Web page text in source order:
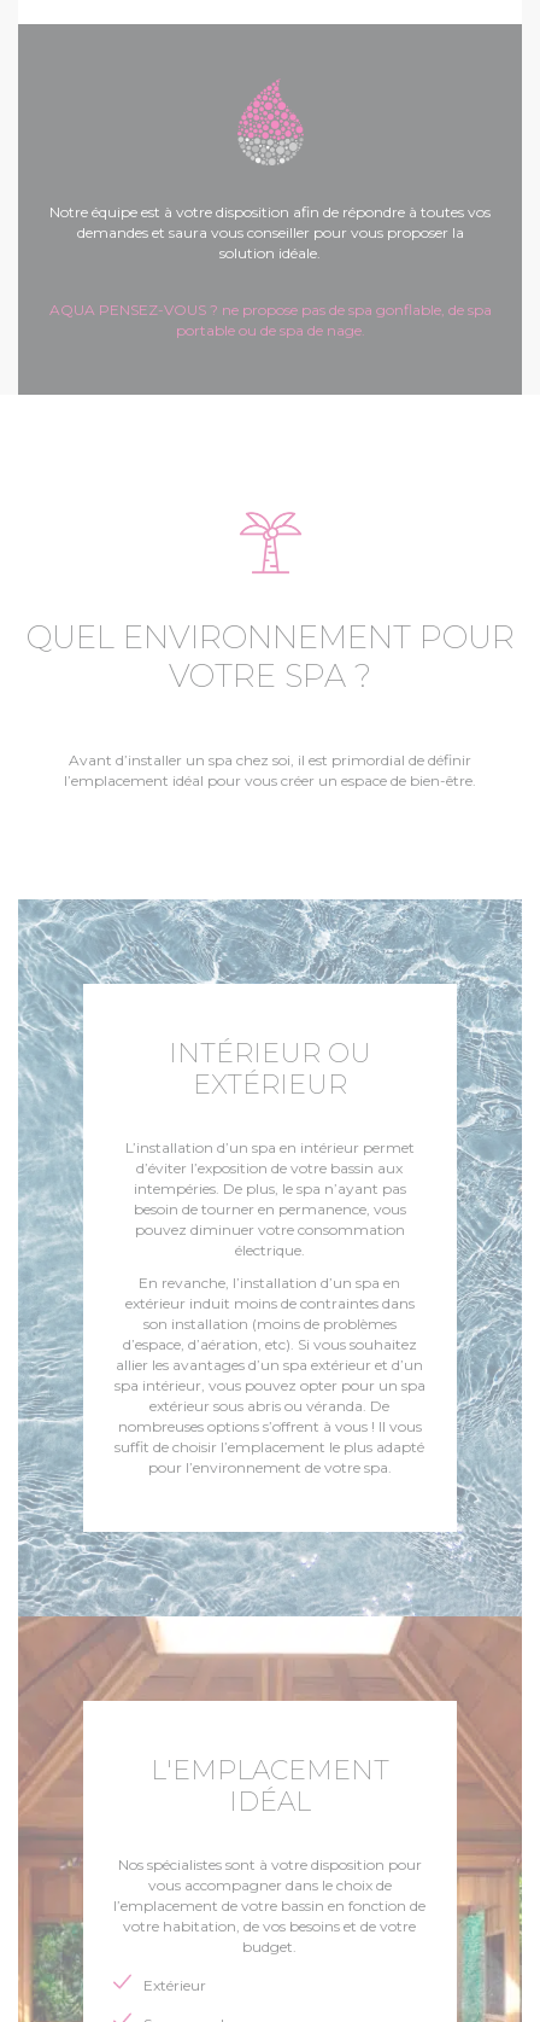
Notre équipe est à votre disposition afin de répondre à toutes vos
demandes et saura vous conseiller pour vous proposer la
solution idéale.
AQUA PENSEZ-VOUS ? ne propose pas de spa gonflable, de spa
portable ou de spa de nage.
QUEL ENVIRONNEMENT POUR
VOTRE SPA ?
Avant d’installer un spa chez soi, il est primordial de définir
l’emplacement idéal pour vous créer un espace de bien-être.
INTÉRIEUR OU
EXTÉRIEUR
L’installation d’un spa en intérieur permet
d’éviter l’exposition de votre bassin aux
intempéries. De plus, le spa n’ayant pas
besoin de tourner en permanence, vous
pouvez diminuer votre consommation
électrique.
En revanche, l’installation d’un spa en
extérieur induit moins de contraintes dans
son installation (moins de problèmes
d’espace, d’aération, etc). Si vous souhaitez
allier les avantages d’un spa extérieur et d’un
spa intérieur, vous pouvez opter pour un spa
extérieur sous abris ou véranda. De
nombreuses options s’offrent à vous ! Il vous
suffit de choisir l’emplacement le plus adapté
pour l’environnement de votre spa.
L'EMPLACEMENT
IDÉAL
Nos spécialistes sont à votre disposition pour
vous accompagner dans le choix de
l’emplacement de votre bassin en fonction de
votre habitation, de vos besoins et de votre
budget.
Extérieur